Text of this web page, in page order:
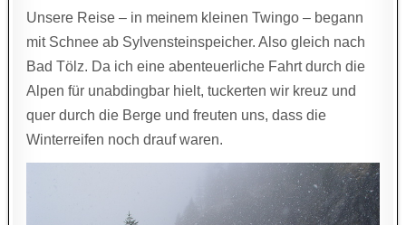
Unsere Reise – in meinem kleinen Twingo – begann
mit Schnee ab Sylvensteinspeicher. Also gleich nach
Bad Tölz. Da ich eine abenteuerliche Fahrt durch die
Alpen für unabdingbar hielt, tuckerten wir kreuz und
quer durch die Berge und freuten uns, dass die
Winterreifen noch drauf waren.